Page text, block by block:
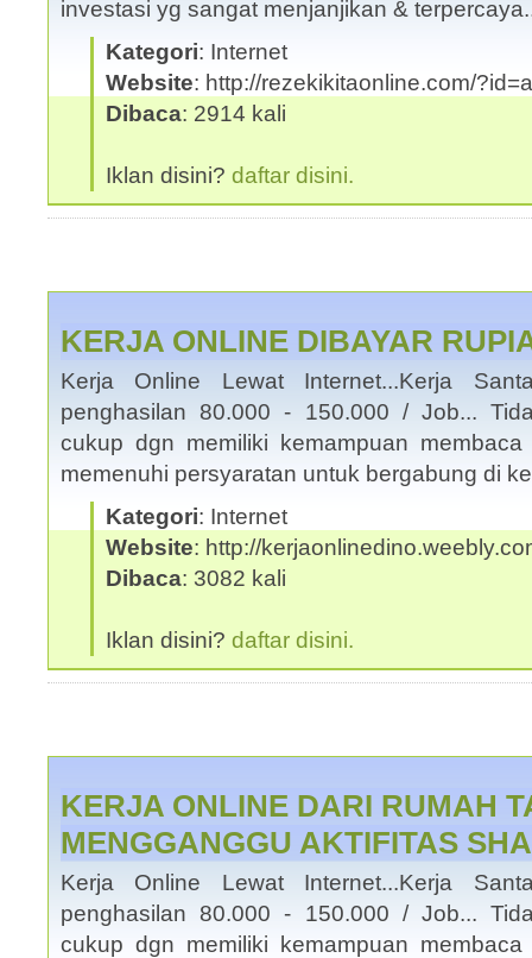
investasi yg sangat menjanjikan &
Kategori: Internet
Website: http://rezekikitaonline.com/
Dibaca: 2914 kali
Iklan disini? daftar disini.
KERJA ONLINE DIBAYAR
Kerja Online Lewat Internet...Kerja
penghasilan 80.000 - 150.000 / Job...
cukup dgn memiliki kemampuan
memenuhi persyaratan untuk bergabung di
Kategori: Internet
Website: http://
Dibaca: 3082 kali
Iklan disini? daftar disini.
KERJA ONLINE DARI RUMAH
MENGGANGGU AKTIFITAS
Kerja Online Lewat Internet...Kerja
penghasilan 80.000 - 150.000 / Job...
cukup dgn memiliki kemampuan